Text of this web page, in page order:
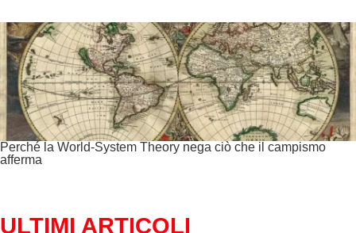
Perché la World-System Theory nega ciò che il campismo
afferma
ULTIMI ARTICOLI